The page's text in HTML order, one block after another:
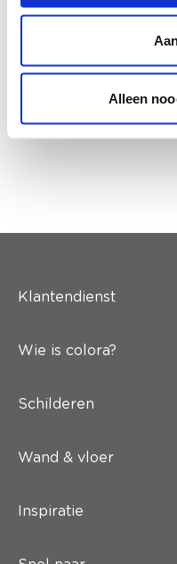
Alleen
en je meubels.
Krijg ineens
van je muren.
Klantendienst
Wie is colora?
Schilderen
Wand & vloer
Inspiratie